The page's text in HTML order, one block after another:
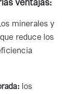
minerales y
reduce los
los